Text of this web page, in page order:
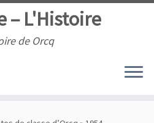
– L'Histoire
de Orcq